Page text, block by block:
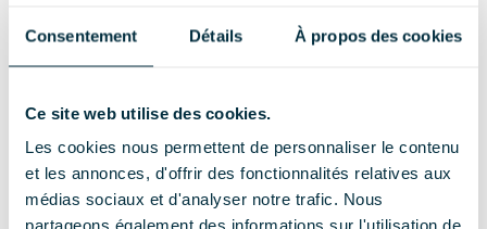
Consentement Détails À propos des cookies
Ce site web utilise des cookies.
Les cookies nous permettent de personnaliser le contenu
et les annonces, d'offrir des fonctionnalités relatives aux
médias sociaux et d'analyser notre trafic. Nous
partageons également des informations sur l'utilisation de
Sans méthode, l’IA devient contre-
productive
Sans cadre clair, les risques sont réels : erreurs
de devis, recommandations incohérentes,
surpromesses commerciales ou perte de
qualité.